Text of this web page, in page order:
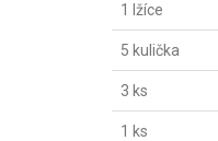
1 lžíce
5 kulička
3 ks
1 ks